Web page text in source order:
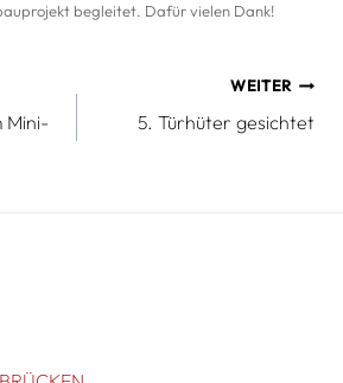
begleitet. Dafür vielen Dank!
Mini-
WEITER
5. Türhüter gesichtet